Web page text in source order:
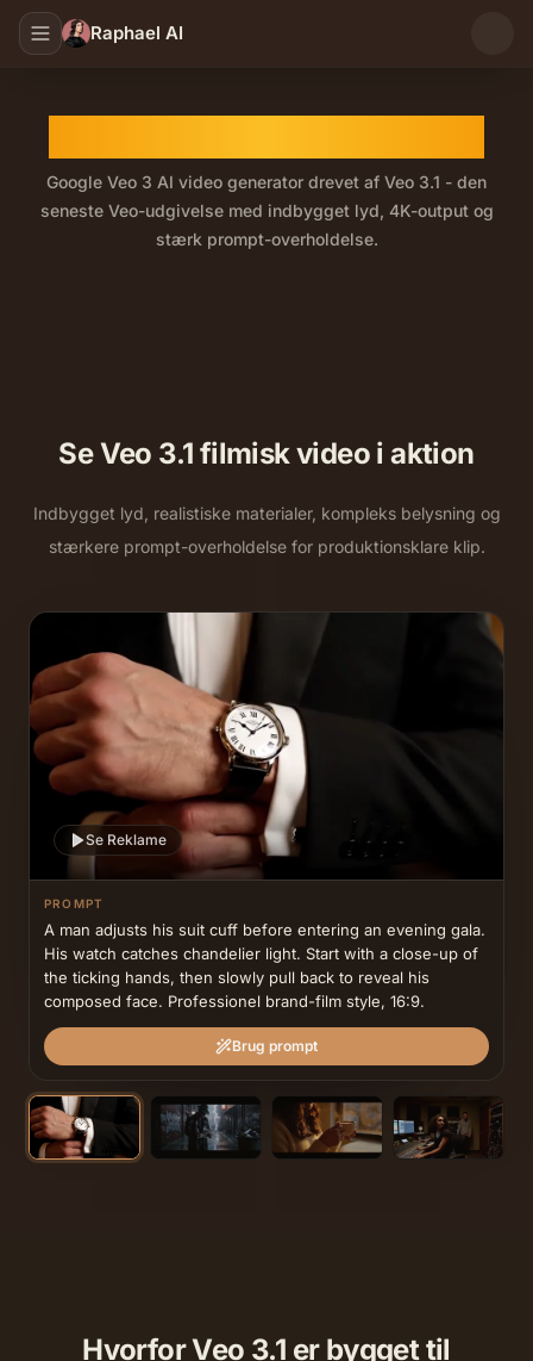
Raphael AI
Google Veo 3 AI video generator drevet af Veo 3.1 - den
seneste Veo-udgivelse med indbygget lyd, 4K-output og
stærk prompt-overholdelse.
Se Veo 3.1 filmisk video i aktion
Indbygget lyd, realistiske materialer, kompleks belysning og
stærkere prompt-overholdelse for produktionsklare klip.
Se Reklame
PROMPT
A man adjusts his suit cuff before entering an evening gala.
His watch catches chandelier light. Start with a close-up of
the ticking hands, then slowly pull back to reveal his
composed face. Professionel brand-film style, 16:9.
Brug prompt
Hvorfor Veo 3.1 er bygget til